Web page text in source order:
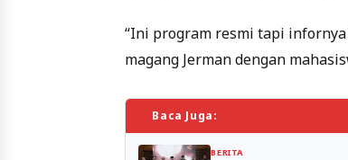
“Ini program resmi tapi
magang Jerman dengan
Baca Juga:
BERITA